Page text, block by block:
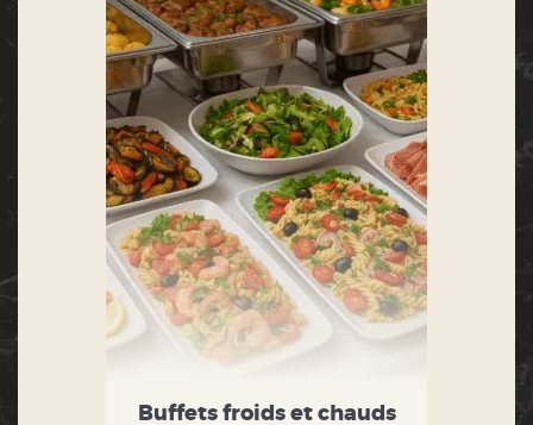
Buffets froids et chauds